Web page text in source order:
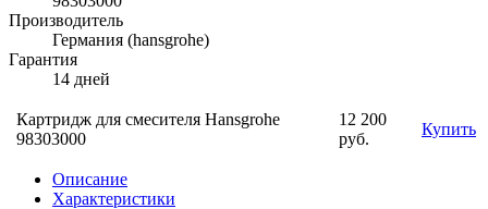
Производитель
Германия (hansgrohe)
Гарантия
14 дней
Картридж для смесителя Hansgrohe
98303000
12 200
руб.
Купить
Описание
Характеристики